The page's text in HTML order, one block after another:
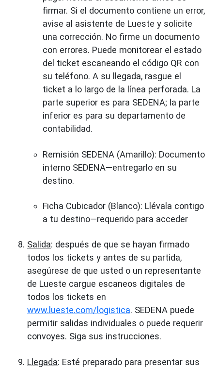
firmar. Si el documento contiene un error,
avise al asistente de Lueste y solicite
una corrección. No firme un documento
con errores. Puede monitorear el estado
del ticket escaneando el código QR con
su teléfono. A su llegada, rasgue el
ticket a lo largo de la línea perforada. La
parte superior es para SEDENA; la parte
inferior es para su departamento de
contabilidad.
Remisión SEDENA (Amarillo): Documento
interno SEDENA—entregarlo en su
destino.
Ficha Cubicador (Blanco): Llévala contigo
a tu destino—requerido para acceder
Salida: después de que se hayan firmado
todos los tickets y antes de su partida,
asegúrese de que usted o un representante
de Lueste cargue escaneos digitales de
todos los tickets en
www.lueste.com/logistica. SEDENA puede
permitir salidas individuales o puede requerir
convoyes. Siga sus instrucciones.
Llegada: Esté preparado para presentar sus